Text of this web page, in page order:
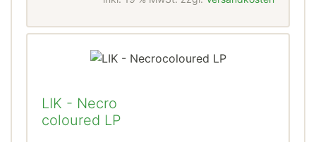
LIK - Necro
coloured LP